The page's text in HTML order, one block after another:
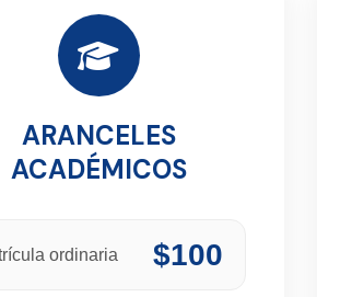
ARANCELES
ACADÉMICOS
ordinaria $100